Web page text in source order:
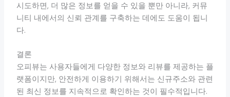
시도하면, 더 많은 정보를 얻을 수 있을 뿐만 아니라, 커뮤
니티 내에서의 신뢰 관계를 구축하는 데에도 도움이 됩니
다.
결론
오피뷰는 사용자들에게 다양한 정보와 리뷰를 제공하는 플
랫폼이지만, 안전하게 이용하기 위해서는 신규주소와 관련
된 최신 정보를 지속적으로 확인하는 것이 필수적입니다.